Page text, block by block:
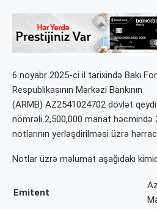
6 noyabr 2025-ci il tarixində Bakı
Respublikasının Mərkəzi Bankının
(ARMB) AZ2541024702 dövlət
nömrəli 2,500,000 manat həcmində
notlarının yerləşdirilməsi üzrə
Notlar üzrə məlumat aşağıdakı
Emitent